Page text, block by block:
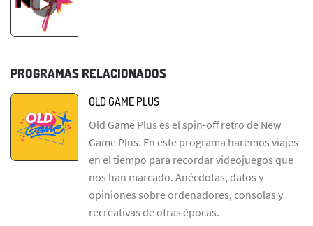
PROGRAMAS RELACIONADOS
OLD GAME PLUS
Old Game Plus es el spin-off retro de New
Game Plus. En este programa haremos viajes
en el tiempo para recordar videojuegos que
nos han marcado. Anécdotas, datos y
opiniones sobre ordenadores, consolas y
recreativas de otras épocas.